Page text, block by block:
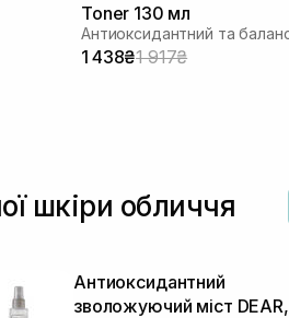
Toner 130 мл
1 438₴1 917₴
шкіри обличчя
Антиоксидантний
зволожуючий міст DEAR,